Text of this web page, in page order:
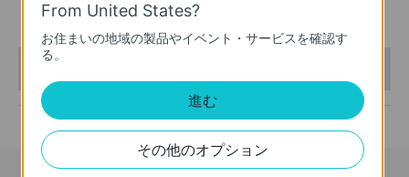
2in1ロボット掃除機
This Article Applies to:
From United States?
お住まいの地域の製品やイベント・サービスを確認す
る。
進む
その他のオプション